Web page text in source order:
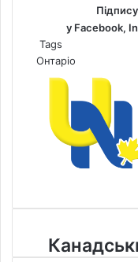
у Facebook,
Tags
Онтаріо
Канадський
Bombardier